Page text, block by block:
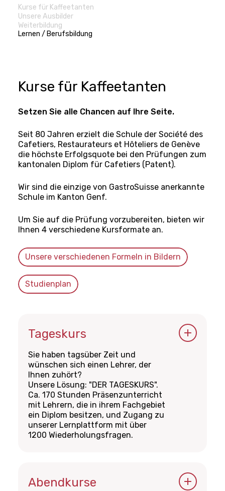
Kurse für Kaffeetanten
Unsere Ausbilder
Weiterbildung
Lernen / Berufsbildung
Kurse für Kaffeetanten
Setzen Sie alle Chancen auf Ihre Seite.
Seit 80 Jahren erzielt die Schule der Société des
Cafetiers, Restaurateurs et Hôteliers de Genève
die höchste Erfolgsquote bei den Prüfungen zum
kantonalen Diplom für Cafetiers (Patent).
Wir sind die einzige von GastroSuisse anerkannte
Schule im Kanton Genf.
Um Sie auf die Prüfung vorzubereiten, bieten wir
Ihnen 4 verschiedene Kursformate an.
Unsere verschiedenen Formeln in Bildern
Studienplan
Tageskurs
Sie haben tagsüber Zeit und
wünschen sich einen Lehrer, der
Ihnen zuhört?
Unsere Lösung: "DER TAGESKURS".
Ca. 170 Stunden Präsenzunterricht
mit Lehrern, die in ihrem Fachgebiet
ein Diplom besitzen, und Zugang zu
unserer Lernplattform mit über
1200 Wiederholungsfragen.
Ab dem 12. Februar bis zum 17. April